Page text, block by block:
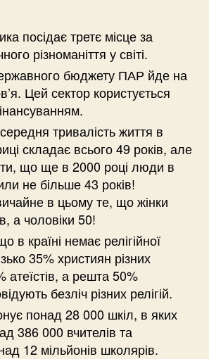
посідає третє місце за
різноманіття у світі.
бюджету ПАР йде на
Цей сектор користується
тривалість життя в
складає всього 49 років, але
що ще в 2000 році люди в
не більше 43 років!
в цьому те, що жінки
а чоловіки 50!
в країні немає релігійної
35% християн різних
атеїстів, а решта 50%
безліч різних релігій.
понад 28 000 шкіл, в яких
386 000 вчителів та
12 мільйонів школярів.